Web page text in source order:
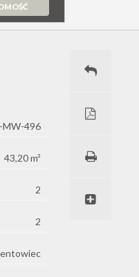
MW-496
43,20 m²
2
2